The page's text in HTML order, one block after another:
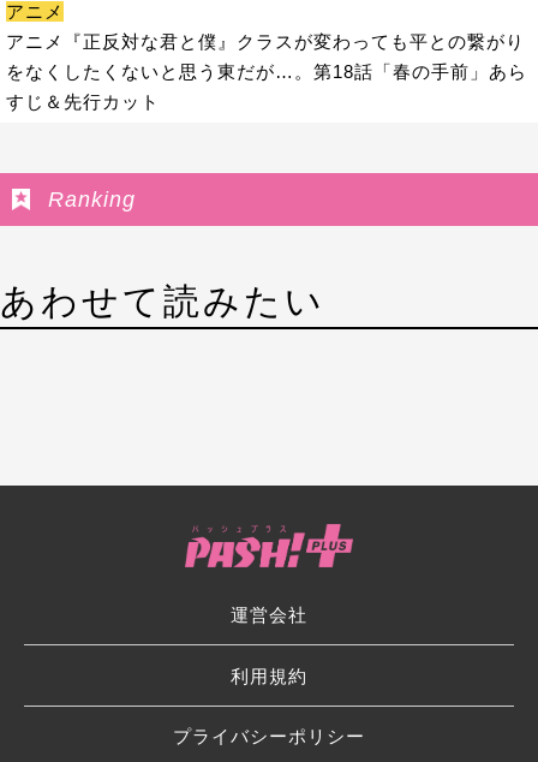
アニメ
アニメ『正反対な君と僕』クラスが変わっても平との繋がり
をなくしたくないと思う東だが…。第18話「春の手前」あら
すじ＆先行カット
Ranking
あわせて読みたい
運営会社
利用規約
プライバシーポリシー